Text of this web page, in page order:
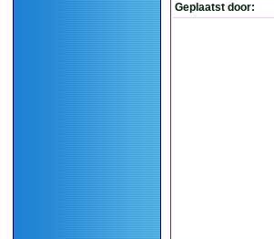
Geplaatst door: